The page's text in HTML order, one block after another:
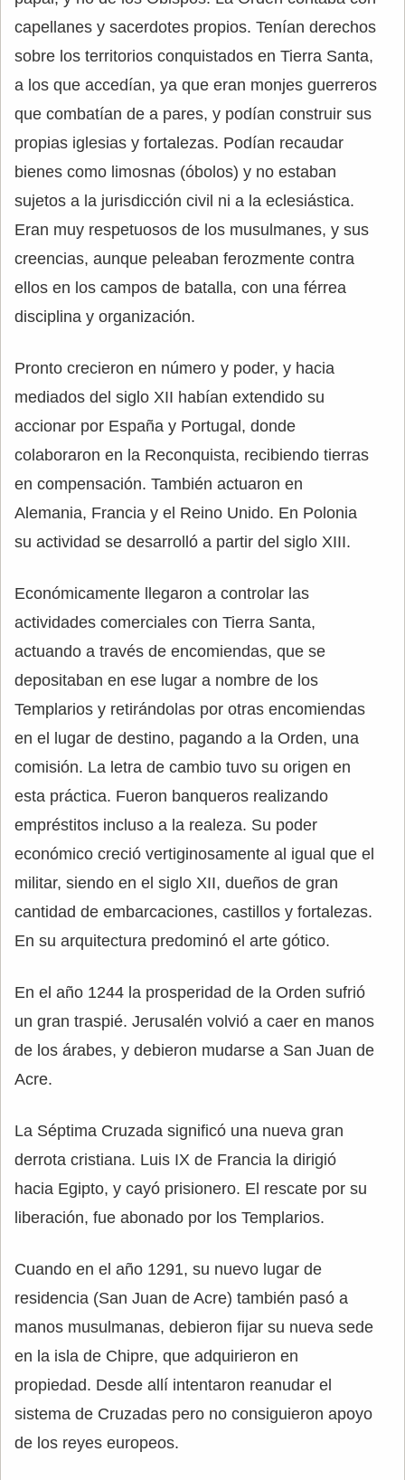
capellanes y sacerdotes propios. Tenían derechos
sobre los territorios conquistados en Tierra Santa,
a los que accedían, ya que eran monjes guerreros
que combatían de a pares, y podían construir sus
propias iglesias y fortalezas. Podían recaudar
bienes como limosnas (óbolos) y no estaban
sujetos a la jurisdicción civil ni a la eclesiástica.
Eran muy respetuosos de los musulmanes, y sus
creencias, aunque peleaban ferozmente contra
ellos en los campos de batalla, con una férrea
disciplina y organización.
Pronto crecieron en número y poder, y hacia
mediados del siglo XII habían extendido su
accionar por España y Portugal, donde
colaboraron en la Reconquista, recibiendo tierras
en compensación. También actuaron en
Alemania, Francia y el Reino Unido. En Polonia
su actividad se desarrolló a partir del siglo XIII.
Económicamente llegaron a controlar las
actividades comerciales con Tierra Santa,
actuando a través de encomiendas, que se
depositaban en ese lugar a nombre de los
Templarios y retirándolas por otras encomiendas
en el lugar de destino, pagando a la Orden, una
comisión. La letra de cambio tuvo su origen en
esta práctica. Fueron banqueros realizando
empréstitos incluso a la realeza. Su poder
económico creció vertiginosamente al igual que el
militar, siendo en el siglo XII, dueños de gran
cantidad de embarcaciones, castillos y fortalezas.
En su arquitectura predominó el arte gótico.
En el año 1244 la prosperidad de la Orden sufrió
un gran traspié. Jerusalén volvió a caer en manos
de los árabes, y debieron mudarse a San Juan de
Acre.
La Séptima Cruzada significó una nueva gran
derrota cristiana. Luis IX de Francia la dirigió
hacia Egipto, y cayó prisionero. El rescate por su
liberación, fue abonado por los Templarios.
Cuando en el año 1291, su nuevo lugar de
residencia (San Juan de Acre) también pasó a
manos musulmanas, debieron fijar su nueva sede
en la isla de Chipre, que adquirieron en
propiedad. Desde allí intentaron reanudar el
sistema de Cruzadas pero no consiguieron apoyo
de los reyes europeos.